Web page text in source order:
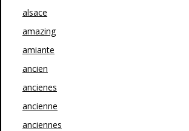
alsace
amazing
amiante
ancien
ancienes
ancienne
anciennes